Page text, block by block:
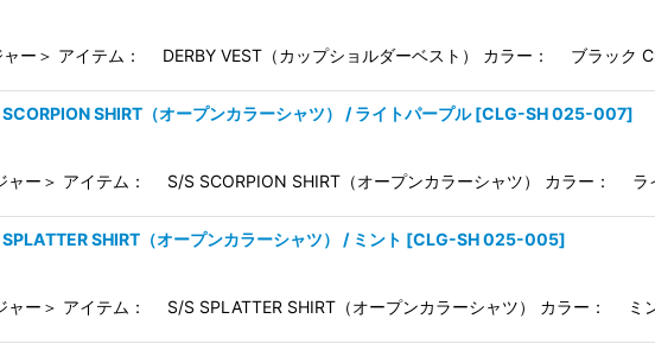
ー＞ アイテム： DERBY VEST（カップショルダーベスト） カラー： ブラック
SHIRT（オープンカラーシャツ） / ライトパープル [CLG-SH 025-007]
ー＞ アイテム： S/S SCORPION SHIRT（オープンカラーシャツ） カラー： ラ
SHIRT（オープンカラーシャツ） / ミント [CLG-SH 025-005]
ー＞ アイテム： S/S SPLATTER SHIRT（オープンカラーシャツ） カラー： ミ